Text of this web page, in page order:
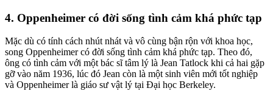
4. Oppenheimer có đời sống tình cảm khá phức tạp
Mặc dù có tính cách nhút nhát và vô cùng bận rộn với khoa học,
song Oppenheimer có đời sống tình cảm khá phức tạp. Theo đó,
ông có tình cảm với một bác sĩ tâm lý là Jean Tatlock khi cả hai gặp
gỡ vào năm 1936, lúc đó Jean còn là một sinh viên mới tốt nghiệp
và Oppenheimer là giáo sư vật lý tại Đại học Berkeley.